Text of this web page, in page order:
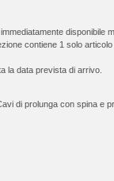
disponibile
contiene 1 solo articolo
la data prevista di arrivo.
di prolunga con spina e